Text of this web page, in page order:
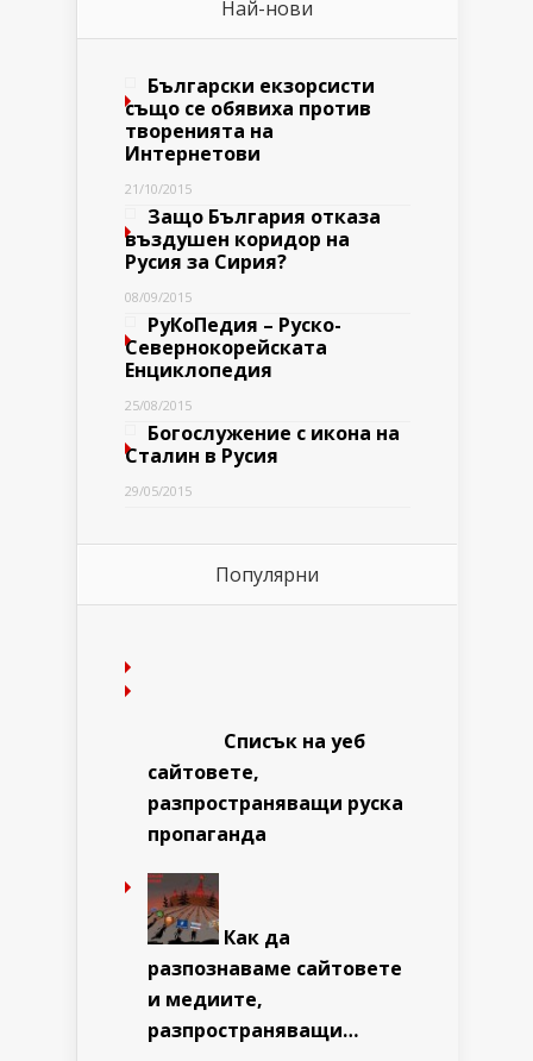
Най-нови
Български екзорсисти
също се обявиха против
творенията на
Интернетови
21/10/2015
Защо България отказа
въздушен коридор на
Русия за Сирия?
08/09/2015
РуКоПедия – Руско-
Севернокорейската
Енциклопедия
25/08/2015
Богослужение с икона на
Сталин в Русия
29/05/2015
Популярни
Списък на уеб
сайтовете,
разпространяващи руска
пропаганда
Как да
разпознаваме сайтовете
и медиите,
разпространяващи…